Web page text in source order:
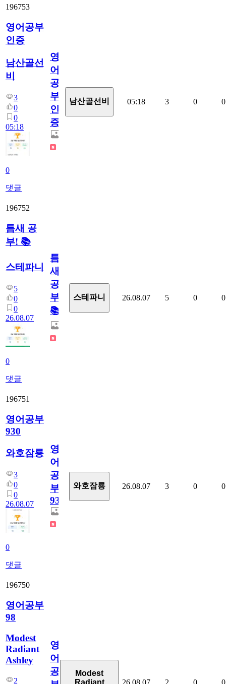
196753
영어공부
인증
남산골선
비
3
0
0
05:18
0
댓글
영
어
공
부
인
증
남산골선비 05:18 3 0 0
196752
틈새 공
부! 📚
스테파니
5
0
0
26.08.07
0
댓글
틈
새
공
부!
📚
스테파니 26.08.07 5 0 0
196751
영어공부
930
와호잠룡
3
0
0
26.08.07
0
댓글
영
어
공
부
930
와호잠룡 26.08.07 3 0 0
196750
영어공부
98
Modest
Radiant
Ashley
2
영
어
공
Modest
26.08.07 2 0 0